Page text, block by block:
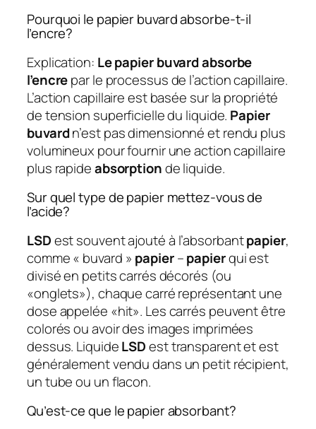
Pourquoi le papier buvard absorbe-t-il
l’encre?
Explication: Le papier buvard absorbe
l’encrepar le processus de l’action capillaire.
L’action capillaire est basée sur la propriété
de tension superficielle du liquide. Papier
buvardn’est pas dimensionné et rendu plus
volumineux pour fournir une action capillaire
plus rapideabsorptionde liquide.
Sur quel type de papier mettez-vous de
l’acide?
LSDest souvent ajouté à l’absorbantpapier,
comme « buvard » papier–papierqui est
divisé en petits carrés décorés (ou
«onglets»), chaque carré représentant une
dose appelée «hit». Les carrés peuvent être
colorés ou avoir des images imprimées
dessus. LiquideLSDest transparent et est
généralement vendu dans un petit récipient,
un tube ou un flacon.
Qu’est-ce que le papier absorbant?